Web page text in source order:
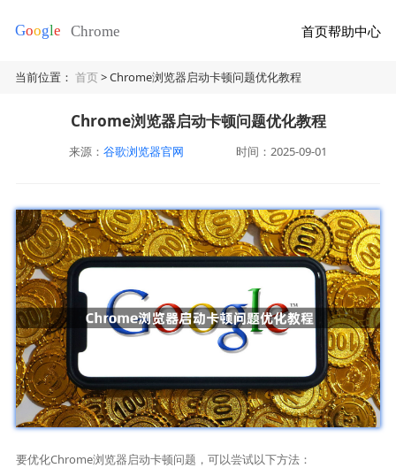
首页帮助中心
当前位置：首页> Chrome浏览器启动卡顿问题优化教程
Chrome浏览器启动卡顿问题优化教程
来源： 谷歌浏览器官网 时间：2025-09-01
要优化Chrome浏览器启动卡顿问题，可以尝试以下方法：